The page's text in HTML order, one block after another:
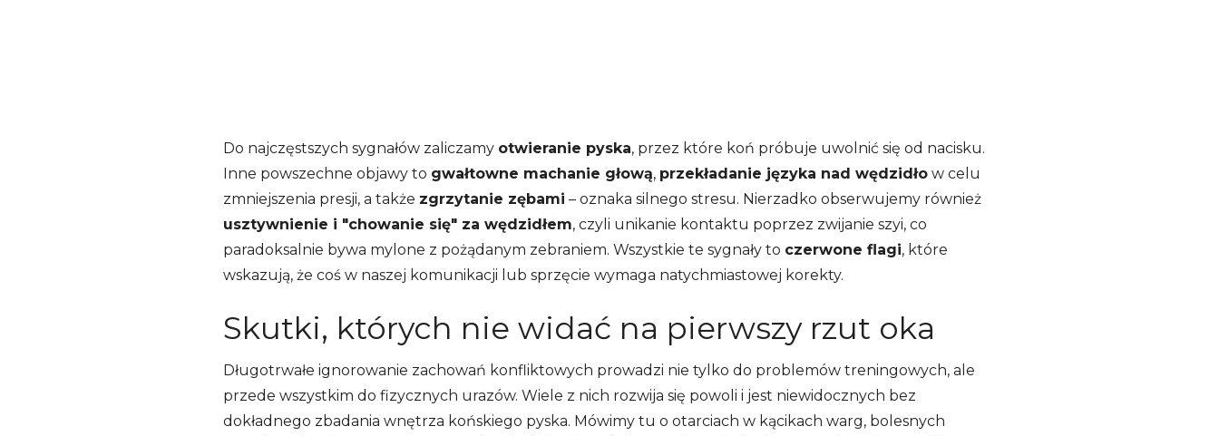
Do najczęstszych sygnałów zaliczamy otwieranie pyska, przez które koń próbuje uwolnić się od nacisku.
Inne powszechne objawy to gwałtowne machanie głową, przekładanie języka nad wędzidło w celu
zmniejszenia presji, a także zgrzytanie zębami – oznaka silnego stresu. Nierzadko obserwujemy również
usztywnienie i "chowanie się" za wędzidłem, czyli unikanie kontaktu poprzez zwijanie szyi, co
paradoksalnie bywa mylone z pożądanym zebraniem. Wszystkie te sygnały to czerwone flagi, które
wskazują, że coś w naszej komunikacji lub sprzęcie wymaga natychmiastowej korekty.
Skutki, których nie widać na pierwszy rzut oka
Długotrwałe ignorowanie zachowań konfliktowych prowadzi nie tylko do problemów treningowych, ale
przede wszystkim do fizycznych urazów. Wiele z nich rozwija się powoli i jest niewidocznych bez
dokładnego zbadania wnętrza końskiego pyska. Mówimy tu o otarciach w kącikach warg, bolesnych